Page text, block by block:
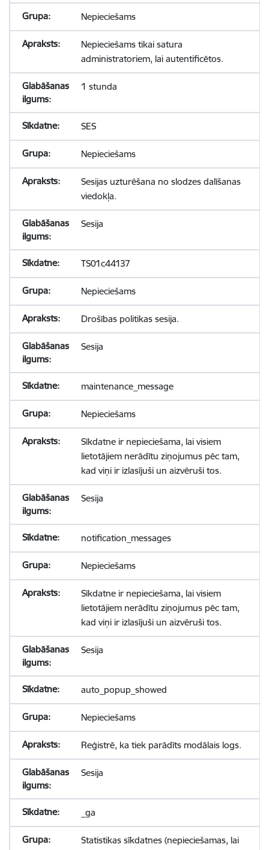
Nepieciešams
Nepieciešams tikai satura
administratoriem, lai autentificētos.
1 stunda
SES
Nepieciešams
Sesijas uzturēšana no slodzes dalīšanas
viedokļa.
Sesija
TS01c44137
Nepieciešams
Drošības politikas sesija.
Sesija
maintenance_message
Nepieciešams
Sīkdatne ir nepieciešama, lai visiem
lietotājiem nerādītu ziņojumus pēc tam,
kad viņi ir izlasījuši un aizvēruši tos.
Sesija
notification_messages
Nepieciešams
Sīkdatne ir nepieciešama, lai visiem
lietotājiem nerādītu ziņojumus pēc tam,
kad viņi ir izlasījuši un aizvēruši tos.
Sesija
auto_popup_showed
Nepieciešams
Reģistrē, ka tiek parādīts modālais logs.
Sesija
_ga
Statistikas sīkdatnes (nepieciešamas, lai